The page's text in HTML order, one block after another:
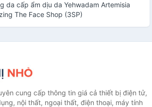
da cấp ẩm dịu da Yehwadam Artemisia
The Face Shop (3SP)
cung cấp thông tin giá cả thiết bị điện tử,
nội thất, ngoại thất, điện thoại, máy tính